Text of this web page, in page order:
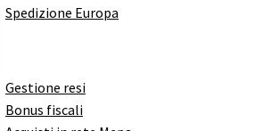
Spedizione Europa
Gestione resi
Bonus fiscali